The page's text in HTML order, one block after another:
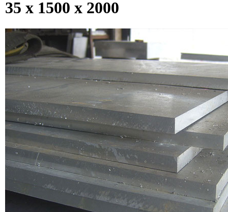
35 х 1500 х 2000